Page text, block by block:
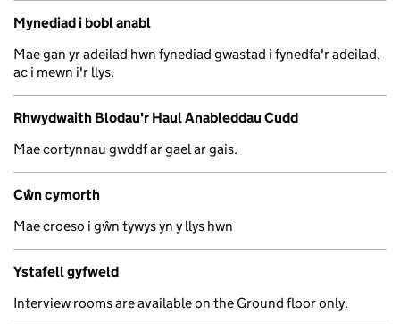
Mynediad i bobl anabl
Mae gan yr adeilad hwn fynediad gwastad i fynedfa'r adeilad,
ac i mewn i'r llys.
Rhwydwaith Blodau'r Haul Anableddau Cudd
Mae cortynnau gwddf ar gael ar gais.
Cŵn cymorth
Mae croeso i gŵn tywys yn y llys hwn
Ystafell gyfweld
Interview rooms are available on the Ground floor only.